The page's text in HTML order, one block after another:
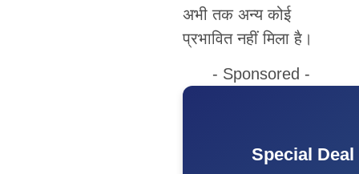
अभी तक अन्य कोई
प्रभावित नहीं मिला है।
- Sponsored -
Special Deal